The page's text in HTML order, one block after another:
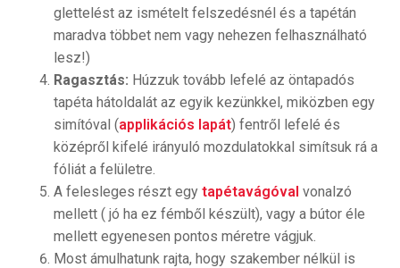
glettelést az ismételt felszedésnél és a tapétán
maradva többet nem vagy nehezen felhasználható
lesz!)
Ragasztás: Húzzuk tovább lefelé az öntapadós
tapéta hátoldalát az egyik kezünkkel, miközben egy
simítóval (applikációs lapát) fentről lefelé és
középről kifelé irányuló mozdulatokkal simítsuk rá a
fóliát a felületre.
A felesleges részt egy tapétavágóval vonalzó
mellett ( jó ha ez fémből készült), vagy a bútor éle
mellett egyenesen pontos méretre vágjuk.
Most ámulhatunk rajta, hogy szakember nélkül is